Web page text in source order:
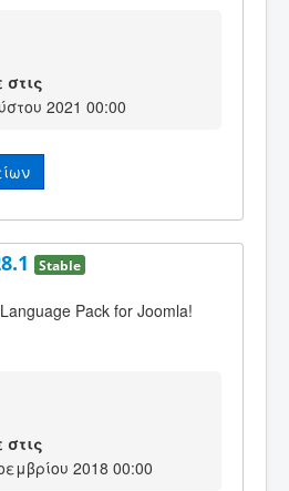
2021 00:00
Stable
Pack for Joomla!
2018 00:00